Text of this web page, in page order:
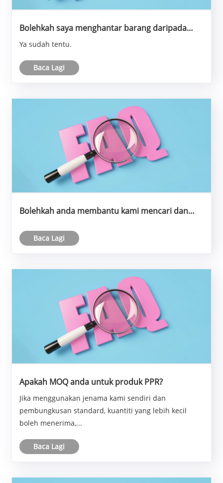
Bolehkah saya menghantar barang daripada
muatkan bersama-sama?
Ya sudah tentu.
Baca Lagi
Bolehkah anda membantu kami mencari dan
keluarkan?
Baca Lagi
Apakah MOQ anda untuk produk PPR?
Jika menggunakan jenama kami sendiri dan
pembungkusan standard, kuantiti yang lebih kecil
boleh menerima,...
Baca Lagi